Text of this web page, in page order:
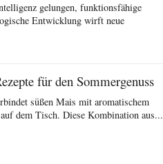
gelungen, funktionsfähige
Entwicklung wirft neue
für den Sommergenuss
süßen Mais mit aromatischem
dem Tisch. Diese Kombination aus...